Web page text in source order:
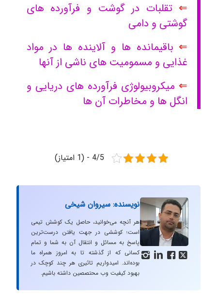
⇐ تقلبات در گوشت و فرآورده های
گوشتی و دامی
⇐ باقیمانده ها و آلاینده ها در مواد
غذایی و مسمومیت های ناشی از آنها
⇐ میکروبیولوژی فرآورده های دریایی و
انگل ها و مخاطرات آن ها
4/5 - (1 امتیاز)
   
نویسنده: سیروان شیخی
هر آنچه می‌خوانید، حاصل یک کوشش تیمی
است؛ کوششی در جهت یافتن درست‌ترین
پاسخ به مسائل و انتقال آن به شما و تمام
کسانی که از گذشته تا به امروز همراه ما
بوده‌اند. امیدواریم تاثیری هر چند کوچک در
بهبود کیفیت وب محتصصین داشته باشیم.